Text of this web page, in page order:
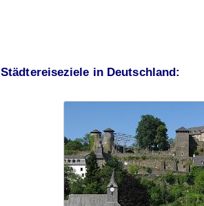
Städtereiseziele in Deutschland: